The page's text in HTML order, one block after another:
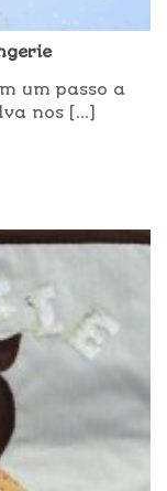
um passo a
nos [...]